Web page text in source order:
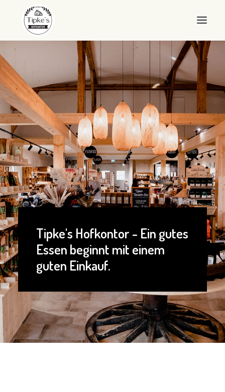
WILLKOMMEN
HOFKONTOR
LANDEIER
LANDEIS
SHOP
ÜBER UNS
QUALITÄT
Tipke's Hofkontor - Ein gutes
Essen beginnt mit einem
guten Einkauf.